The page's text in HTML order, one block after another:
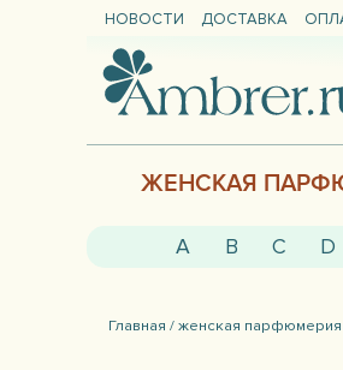
НОВОСТИ ДОСТАВКА
ЖЕНСКАЯ
A B C D
Главная /женская